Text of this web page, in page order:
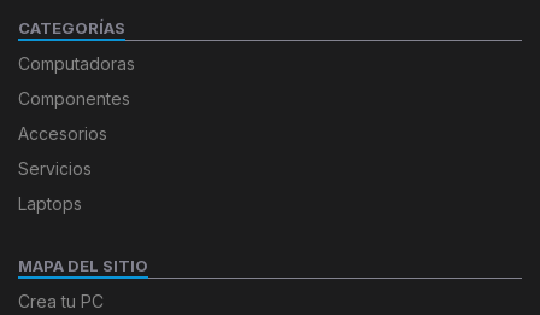
CATEGORÍAS
Computadoras
Componentes
Accesorios
Servicios
Laptops
MAPA DEL SITIO
Crea tu PC